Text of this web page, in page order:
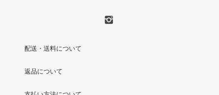
配送・送料について
返品について